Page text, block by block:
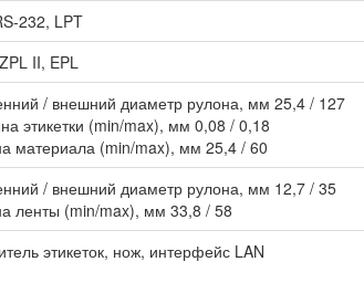
232, LPT
II, EPL
/ внешний диаметр рулона, мм 25,4 / 127
этикетки (min/max), мм 0,08 / 0,18
материала (min/max), мм 25,4 / 60
/ внешний диаметр рулона, мм 12,7 / 35
ленты (min/max), мм 33,8 / 58
этикеток, нож, интерфейс LAN